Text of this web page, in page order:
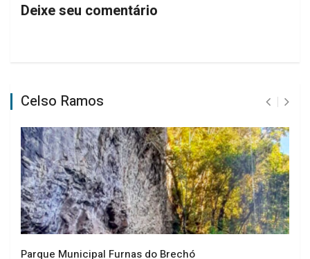
Deixe seu comentário
Celso Ramos
Parque Municipal Furnas do Brechó